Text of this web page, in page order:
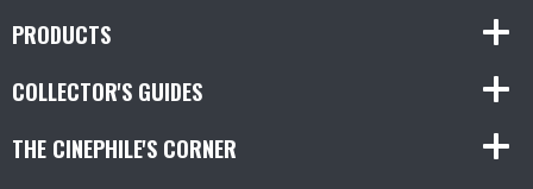
PRODUCTS
COLLECTOR'S GUIDES
THE CINEPHILE'S CORNER